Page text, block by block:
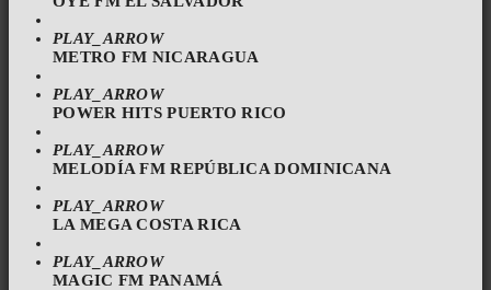
PLAY_ARROW
METRO FM NICARAGUA
PLAY_ARROW
POWER HITS PUERTO RICO
PLAY_ARROW
MELODÍA FM REPÚBLICA DOMINICANA
PLAY_ARROW
LA MEGA COSTA RICA
PLAY_ARROW
MAGIC FM PANAMÁ